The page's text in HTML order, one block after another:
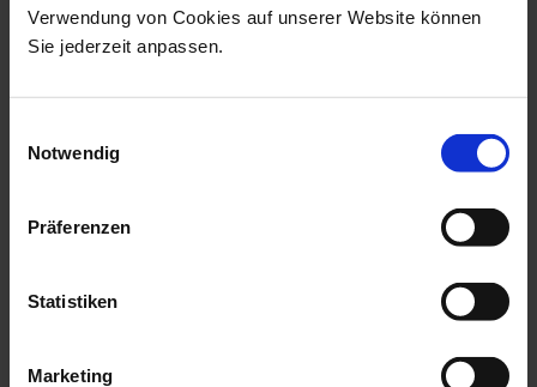
Verwendung von Cookies auf unserer Website können
Sie jederzeit anpassen.
Notwendig
Präferenzen
Statistiken
Marketing
Crested Baboon Pl...
$8,334.00
Monkey Orchestra
we think you’ll like these